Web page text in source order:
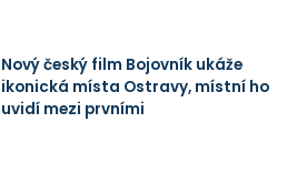
Nový český film Bojovník ukáže
ikonická místa Ostravy, místní ho
uvidí mezi prvními